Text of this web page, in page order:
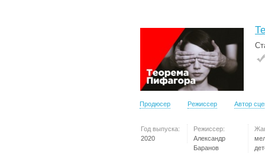
Продюсер Режиссер Автор
Год выпуска:
2020
Режиссер:
Александр
Баранов